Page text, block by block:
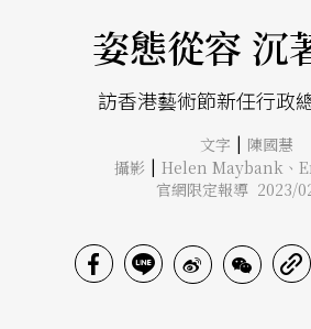
姿態從容 沉
訪香港藝術節新任行政
文字 | 陳國慧
攝影 | Helen Maybank 、
官網限定報導 2023/